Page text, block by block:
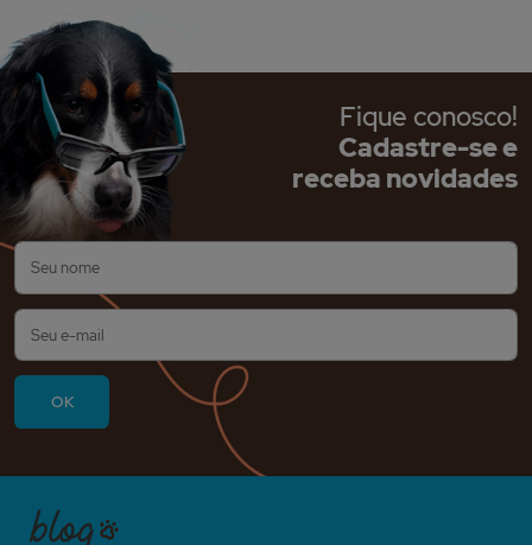
Fique conosco!
Cadastre-se e
receba novidades